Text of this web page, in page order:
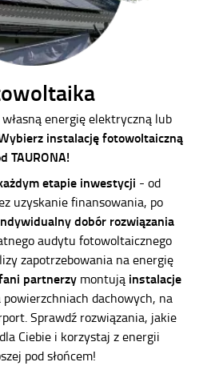
energię elektryczną lub
instalację fotowoltaiczną
TAURONA!
etapie inwestycji - od
uzyskanie finansowania, po
dobór rozwiązania
audytu fotowoltaicznego
zapotrzebowania na energię
partnerzymontują instalacje
dachowych, na
Sprawdź rozwiązania, jakie
Ciebie i korzystaj z energii
pod słońcem!